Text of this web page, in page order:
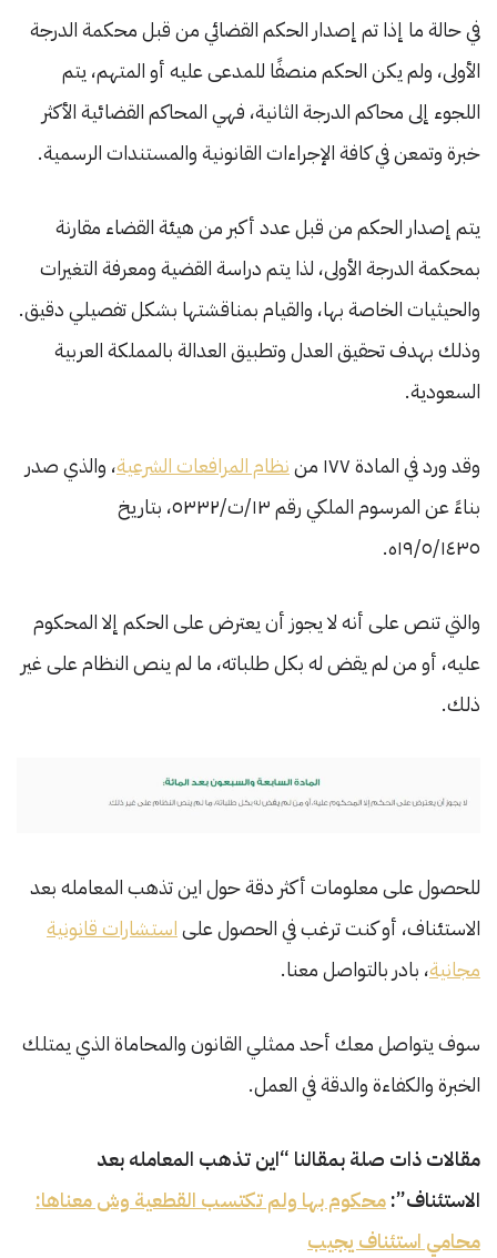
في حالة ما إذا تم إصدار الحكم القضائي من قبل محكمة الدرجة
الأولى، ولم يكن الحكم منصفًا للمدعى عليه أو المتهم، يتم
اللجوء إلى محاكم الدرجة الثانية، فهي المحاكم القضائية الأكثر
خبرة وتمعن في كافة الإجراءات القانونية والمستندات الرسمية.
يتم إصدار الحكم من قبل عدد أكبر من هيئة القضاء مقارنة
بمحكمة الدرجة الأولى، لذا يتم دراسة القضية ومعرفة التغيرات
والحيثيات الخاصة بها، والقيام بمناقشتها بشكل تفصيلي دقيق.
وذلك بهدف تحقيق العدل وتطبيق العدالة بالمملكة العربية
السعودية.
وقد ورد في المادة ١٧٧ من نظام المرافعات الشرعية، والذي صدر
بناءً عن المرسوم الملكي رقم ١٣/ت/٥٣٣٢، بتاريخ
١٩/٥/١٤٣٥ه.
والتي تنص على أنه لا يجوز أن يعترض على الحكم إلا المحكوم
عليه، أو من لم يقض له بكل طلباته، ما لم ينص النظام على غير
ذلك.
للحصول على معلومات أكثر دقة حول اين تذهب المعامله بعد
الاستئناف، أو كنت ترغب في الحصول علىاستشارات قانونية
مجانية، بادر بالتواصل معنا.
سوف يتواصل معك أحد ممثلي القانون والمحاماة الذي يمتلك
الخبرة والكفاءة والدقة في العمل.
مقالات ذات صلة بمقالنا “اين تذهب المعامله بعد
الاستئناف”:محكوم بها ولم تكتسب القطعية وش معناها:
محامي استئناف يجيب